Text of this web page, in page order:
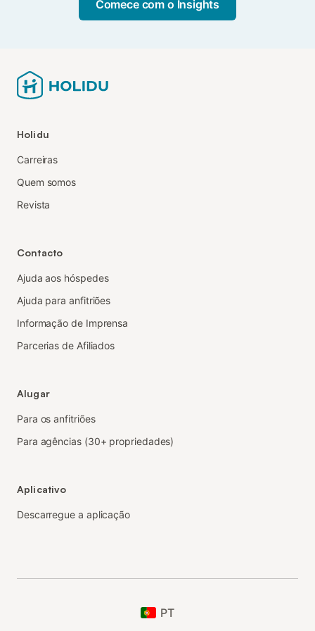
Comece com o Insights
Holidu
Carreiras
Quem somos
Revista
Contacto
Ajuda aos hóspedes
Ajuda para anfitriões
Informação de Imprensa
Parcerias de Afiliados
Alugar
Para os anfitriões
Para agências (30+ propriedades)
Aplicativo
Descarregue a aplicação
PT